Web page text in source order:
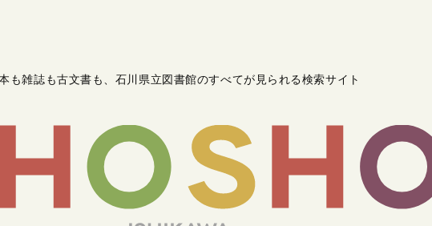
も雑誌も古文書も 石川県立図書館のすべてが見られる検索サイト